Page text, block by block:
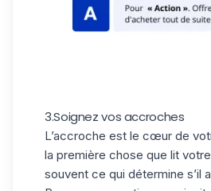
3.Soignez vos accroches
L’accroche est le cœur de
la première chose que lit
souvent ce qui détermine s’il